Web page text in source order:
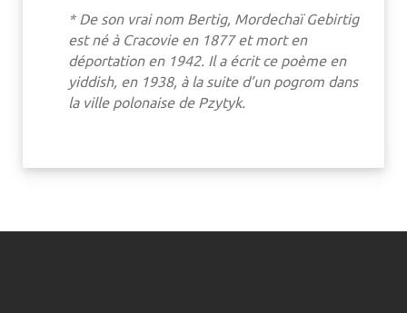
* De son vrai nom Bertig, Mordechaï Gebirtig
est né à Cracovie en 1877 et mort en
déportation en 1942. Il a écrit ce poème en
yiddish, en 1938, à la suite d’un pogrom dans
la ville polonaise de Pzytyk.